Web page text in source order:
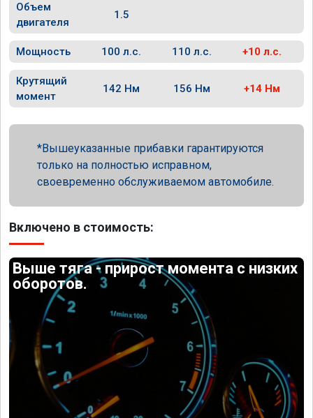
Объем
двигателя
1.5
Мощность 100 л.с. 110 л.с. +10 л.с.
Крутящий
момент
142 Нм 156 Нм +14 Нм
Вышеуказанные прибавки гарантируются
только на полностью исправном,
своевременно обслуживаемом автомобиле.
Включено в стоимость:
Выше тяга - прирост момента с низких
оборотов.